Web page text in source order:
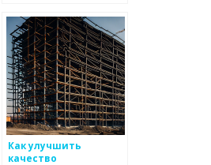
Как улучшить
качество